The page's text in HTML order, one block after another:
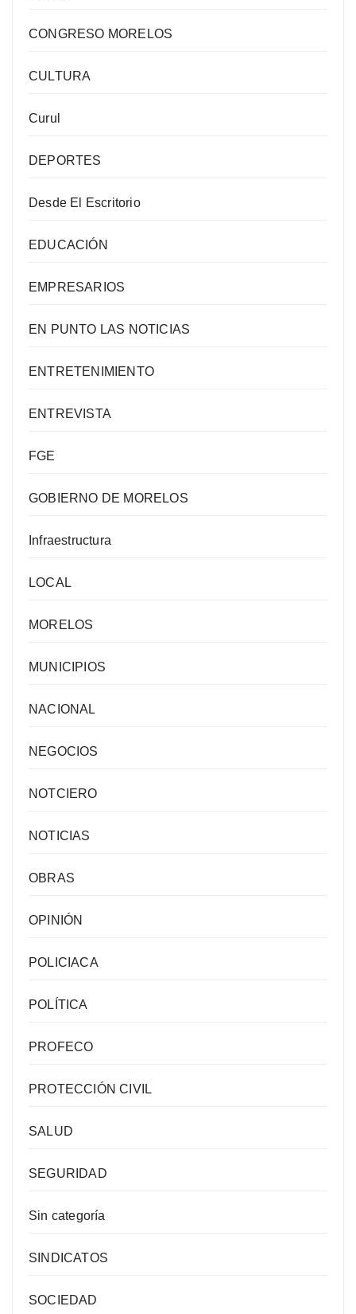
CONGRESO MORELOS
CULTURA
Curul
DEPORTES
Desde El Escritorio
EDUCACIÓN
EMPRESARIOS
EN PUNTO LAS NOTICIAS
ENTRETENIMIENTO
ENTREVISTA
FGE
GOBIERNO DE MORELOS
Infraestructura
LOCAL
MORELOS
MUNICIPIOS
NACIONAL
NEGOCIOS
NOTCIERO
NOTICIAS
OBRAS
OPINIÓN
POLICIACA
POLÍTICA
PROFECO
PROTECCIÓN CIVIL
SALUD
SEGURIDAD
Sin categoría
SINDICATOS
SOCIEDAD